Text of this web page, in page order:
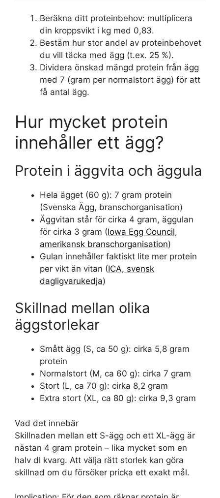
Beräkna ditt proteinbehov: multiplicera
din kroppsvikt i kg med 0,83.
Bestäm hur stor andel av proteinbehovet
du vill täcka med ägg (t.ex. 25 %).
Dividera önskad mängd protein från ägg
med 7 (gram per normalstort ägg) för att
få antal ägg.
Hur mycket protein
innehåller ett ägg?
Protein i äggvita och äggula
Hela ägget (60 g): 7 gram protein
(Svenska Ägg, branschorganisation)
Äggvitan står för cirka 4 gram, äggulan
för cirka 3 gram (Iowa Egg Council,
amerikansk branschorganisation)
Gulan innehåller faktiskt lite mer protein
per vikt än vitan (ICA, svensk
dagligvarukedja)
Skillnad mellan olika
äggstorlekar
Smått ägg (S, ca 50 g): cirka 5,8 gram
protein
Normalstort (M, ca 60 g): cirka 7 gram
Stort (L, ca 70 g): cirka 8,2 gram
Extra stort (XL, ca 80 g): cirka 9,3 gram
Vad det innebär
Skillnaden mellan ett S-ägg och ett XL-ägg är
nästan 4 gram protein – lika mycket som en
halv dl kvarg. Att välja rätt storlek kan göra
skillnad om du försöker pricka ett exakt mål.